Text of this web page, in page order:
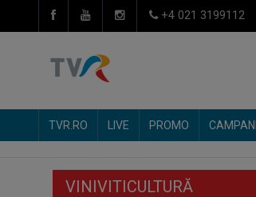
+4 021 3199112
TVR.RO LIVE PROMO CAMPANII
VINIVITICULTURĂ